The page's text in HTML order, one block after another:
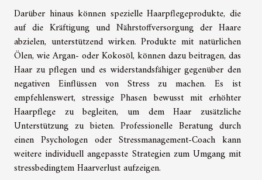
Darüber hinaus können spezielle Haarpflegeprodukte, die
auf die Kräftigung und Nährstoffversorgung der Haare
abzielen, unterstützend wirken. Produkte mit natürlichen
Ölen, wie Argan- oder Kokosöl, können dazu beitragen, das
Haar zu pflegen und es widerstandsfähiger gegenüber den
negativen Einflüssen von Stress zu machen. Es ist
empfehlenswert, stressige Phasen bewusst mit erhöhter
Haarpflege zu begleiten, um dem Haar zusätzliche
Unterstützung zu bieten. Professionelle Beratung durch
einen Psychologen oder Stressmanagement-Coach kann
weitere individuell angepasste Strategien zum Umgang mit
stressbedingtem Haarverlust aufzeigen.